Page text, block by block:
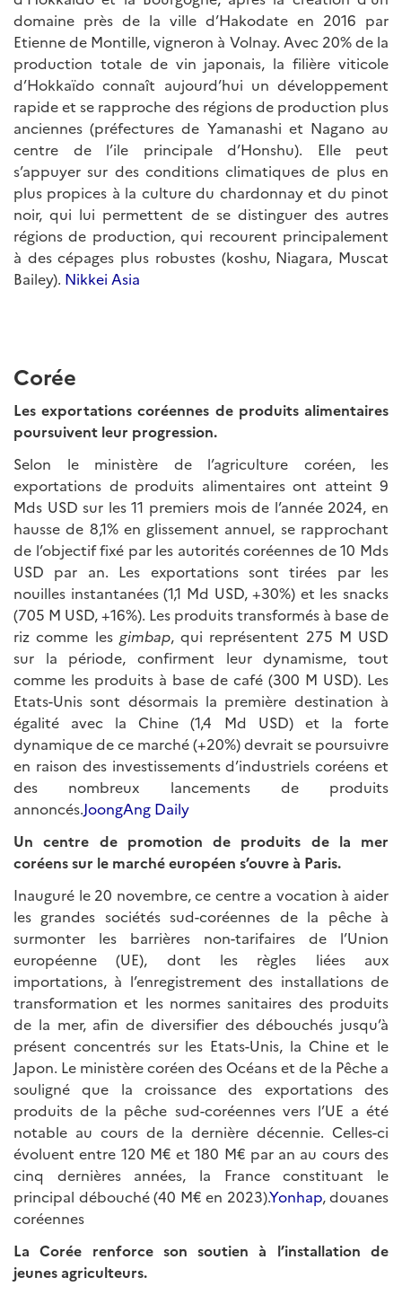
domaine près de la ville d’Hakodate en 2016 par
Etienne de Montille, vigneron à Volnay. Avec 20% de la
production totale de vin japonais, la filière viticole
d’Hokkaïdo connaît aujourd’hui un développement
rapide et se rapproche des régions de production plus
anciennes (préfectures de Yamanashi et Nagano au
centre de l’ile principale d’Honshu). Elle peut
s’appuyer sur des conditions climatiques de plus en
plus propices à la culture du chardonnay et du pinot
noir, qui lui permettent de se distinguer des autres
régions de production, qui recourent principalement
à des cépages plus robustes (koshu, Niagara, Muscat
Bailey). Nikkei Asia
Corée
Les exportations coréennes de produits alimentaires
poursuivent leur progression.
Selon le ministère de l’agriculture coréen, les
exportations de produits alimentaires ont atteint 9
Mds USD sur les 11 premiers mois de l’année 2024, en
hausse de 8,1% en glissement annuel, se rapprochant
de l’objectif fixé par les autorités coréennes de 10 Mds
USD par an. Les exportations sont tirées par les
nouilles instantanées (1,1 Md USD, +30%) et les snacks
(705 M USD, +16%). Les produits transformés à base de
riz comme les gimbap, qui représentent 275 M USD
sur la période, confirment leur dynamisme, tout
comme les produits à base de café (300 M USD). Les
Etats-Unis sont désormais la première destination à
égalité avec la Chine (1,4 Md USD) et la forte
dynamique de ce marché (+20%) devrait se poursuivre
en raison des investissements d’industriels coréens et
des nombreux lancements de produits
annoncés.JoongAng Daily
Un centre de promotion de produits de la mer
coréens sur le marché européen s’ouvre à Paris.
Inauguré le 20 novembre, ce centre a vocation à aider
les grandes sociétés sud-coréennes de la pêche à
surmonter les barrières non-tarifaires de l’Union
européenne (UE), dont les règles liées aux
importations, à l’enregistrement des installations de
transformation et les normes sanitaires des produits
de la mer, afin de diversifier des débouchés jusqu’à
présent concentrés sur les Etats-Unis, la Chine et le
Japon. Le ministère coréen des Océans et de la Pêche a
souligné que la croissance des exportations des
produits de la pêche sud-coréennes vers l’UE a été
notable au cours de la dernière décennie. Celles-ci
évoluent entre 120 M€ et 180 M€ par an au cours des
cinq dernières années, la France constituant le
principal débouché (40 M€ en 2023).Yonhap, douanes
coréennes
La Corée renforce son soutien à l’installation de
jeunes agriculteurs.